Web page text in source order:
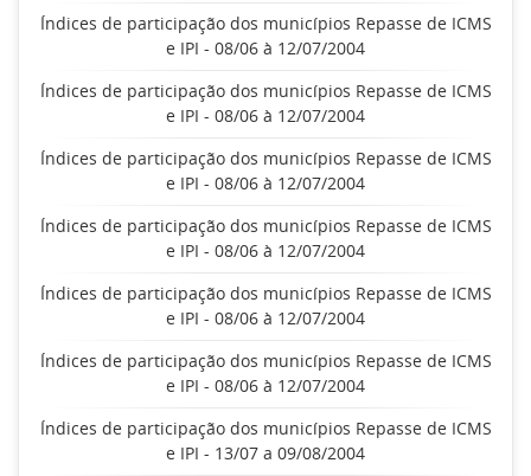
Índices de participação dos municípios Repasse de ICMS
e IPI - 08/06 à 12/07/2004
Índices de participação dos municípios Repasse de ICMS
e IPI - 08/06 à 12/07/2004
Índices de participação dos municípios Repasse de ICMS
e IPI - 08/06 à 12/07/2004
Índices de participação dos municípios Repasse de ICMS
e IPI - 08/06 à 12/07/2004
Índices de participação dos municípios Repasse de ICMS
e IPI - 08/06 à 12/07/2004
Índices de participação dos municípios Repasse de ICMS
e IPI - 08/06 à 12/07/2004
Índices de participação dos municípios Repasse de ICMS
e IPI - 13/07 a 09/08/2004